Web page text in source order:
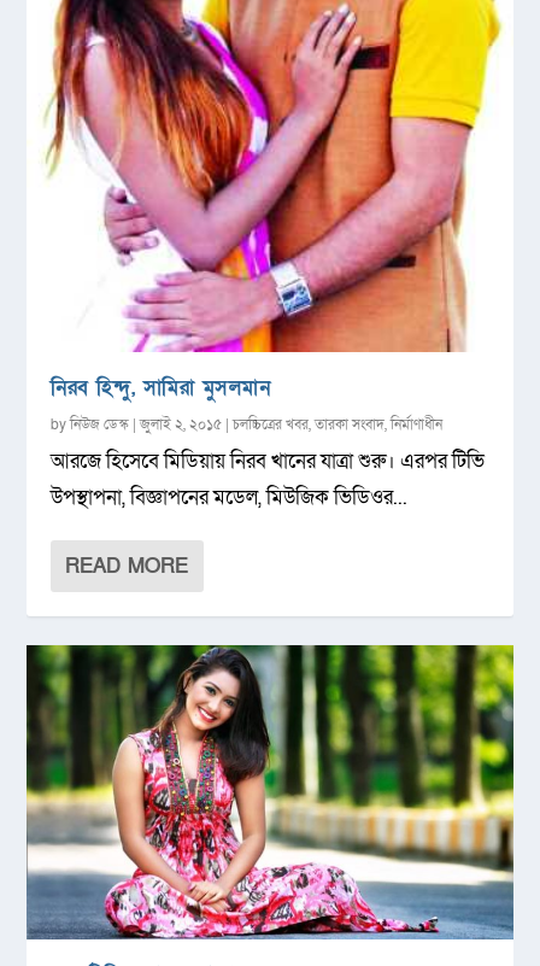
নিরব হিন্দু, সামিরা মুসলমান
byনিউজ ডেস্ক |জুলাই ২, ২০১৫ |চলচ্চিত্রের খবর,তারকা সংবাদ,নির্মাণাধীন
আরজে হিসেবে মিডিয়ায় নিরব খানের যাত্রা শুরু। এরপর টিভি
উপস্থাপনা, বিজ্ঞাপনের মডেল, মিউজিক ভিডিওর...
READ MORE